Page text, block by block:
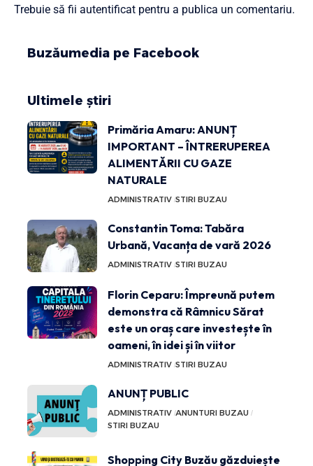
Trebuie să fii autentificat pentru a publica un comentariu.
Buzăumedia pe Facebook
Ultimele știri
Primăria Amaru: ANUNȚ
IMPORTANT – ÎNTRERUPEREA
ALIMENTĂRII CU GAZE
NATURALE
ADMINISTRATIV STIRI BUZAU
Constantin Toma: Tabăra
Urbană, Vacanța de vară 2026
ADMINISTRATIV STIRI BUZAU
Florin Ceparu: Împreună putem
demonstra că Râmnicu Sărat
este un oraș care investește în
oameni, în idei și în viitor
ADMINISTRATIV STIRI BUZAU
ANUNȚ PUBLIC
ADMINISTRATIV ANUNTURI BUZAU
STIRI BUZAU
Shopping City Buzău găzduiește